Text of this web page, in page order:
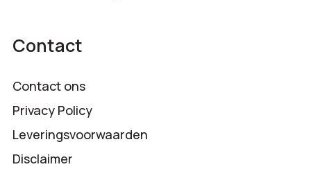
Contact
Contact ons
Privacy Policy
Leveringsvoorwaarden
Disclaimer